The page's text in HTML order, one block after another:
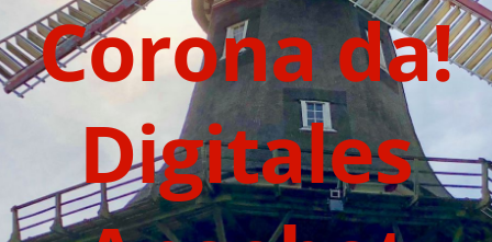
Corona da!
Digitales